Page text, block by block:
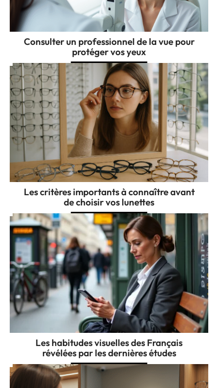
Consulter un professionnel de la vue pour
protéger vos yeux
Les critères importants à connaître avant
de choisir vos lunettes
Les habitudes visuelles des Français
révélées par les dernières études